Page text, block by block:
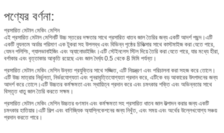
পণ্যের বর্ণনা:
প্রসারিত মেটাল মেকিং মেশিন
এই প্রসারিত মেটাল মেশিনটি উচ্চ স্তরের দক্ষতার সাথে প্রসারিত ধাতব জাল তৈরির জন্য একটি আদর্শ পছন্দ।এটি
একটি ন্যূনতম অর্ডার পরিমাণ এক টুকরা সহ উপলব্ধ এবং বিভিন্ন পৃষ্ঠের চিকিত্সার সাথে কাস্টমাইজ করা যেতে পারে,
যেমন পলিশিং, গ্যালভানাইজিং এবং অ্যানোডাইজিং।এটি স্টেইনলেস স্টিল দিয়ে তৈরি করা যেতে পারে, যার মধ্যে হীরা,
বর্গাকার এবং বৃত্তাকার আকৃতি রয়েছে এবং জাল দৈর্ঘ্য 0.5 থেকে 8 মিমি পর্যন্ত।
প্রসারিত মেটাল মেকিং মেশিন উন্নত প্রযুক্তির সাথে সজ্জিত, এটি নিয়ন্ত্রণ এবং পরিচালনা করা সহজ করে তোলে।
এটি উচ্চ মাত্রার নির্ভুলতা, নির্ভরযোগ্যতা এবং পুনরাবৃত্তিযোগ্যতা প্রদান করে, এটিকে বড় আকারের উৎপাদনের জন্য
আদর্শ করে তোলে।এটি উচ্চতর কর্মক্ষমতা এবং স্থায়িত্ব প্রদান করে এবং চমৎকার শক্তি এবং অভিন্নতার সাথে
বিস্তৃত ধাতু জাল তৈরি করতে সক্ষম।
প্রসারিত মেটাল মেকিং মেশিন উচ্চতর গুণমান এবং কর্মক্ষমতা সহ প্রসারিত ধাতব জাল উত্পাদন করার জন্য একটি
চমৎকার হাতিয়ার।এটি শিল্প এবং বাণিজ্যিক অ্যাপ্লিকেশনের জন্য নিখুঁত, এবং সময় এবং অর্থের উল্লেখযোগ্য সঞ্চয়
প্রদান করতে পারে।